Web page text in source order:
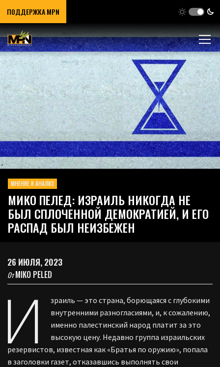
ПОДДЕРЖКА MPN
МНЕНИЕ И АНАЛИЗ
МИКО ПЕЛЕД: ИЗРАИЛЬ НИКОГДА НЕ
БЫЛ СПЛОЧЕННОЙ ДЕМОКРАТИЕЙ, И ЕГО
РАСПАД БЫЛ НЕИЗБЕЖЕН
26 ИЮЛЯ, 2023
ОтMIKO PELED
И
зраиль — это страна, борющаяся с глубокими
внутренними разногласиями, и, к сожалению,
именно палестинский народ платит за это
высокую цену. Недавно группа израильских
резервистов, известная как «Братья по оружию», попала
в заголовки газет, отказавшись выполнять свои